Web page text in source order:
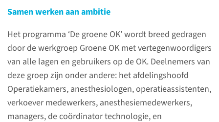
Samen werken aan ambitie
Het programma ‘De groene OK’ wordt breed gedragen
door de werkgroep Groene OK met vertegenwoordigers
van alle lagen en gebruikers op de OK. Deelnemers van
deze groep zijn onder andere: het afdelingshoofd
Operatiekamers, anesthesiologen, operatieassistenten,
verkoever medewerkers, anesthesiemedewerkers,
managers, de coördinator technologie, en
zien wat er zoal aan CO2, afval
en kosten bespaard is.
bekijk in het groot
Landelijk netwerk